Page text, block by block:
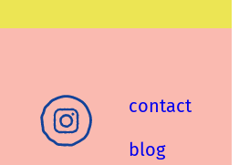
contact
blog